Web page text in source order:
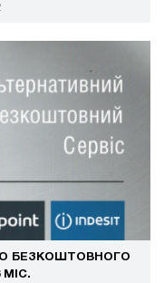
БЕЗКОШТОВНОГО
МІС.